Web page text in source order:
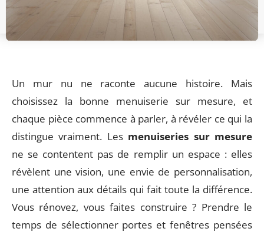
Un mur nu ne raconte aucune histoire. Mais
choisissez la bonne menuiserie sur mesure, et
chaque pièce commence à parler, à révéler ce qui la
distingue vraiment. Les menuiseries sur mesure
ne se contentent pas de remplir un espace : elles
révèlent une vision, une envie de personnalisation,
une attention aux détails qui fait toute la différence.
Vous rénovez, vous faites construire ? Prendre le
temps de sélectionner portes et fenêtres pensées